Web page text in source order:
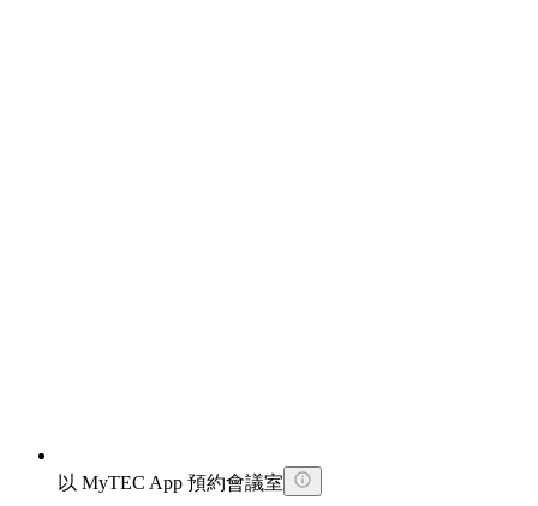
以 MyTEC App 預約會議室